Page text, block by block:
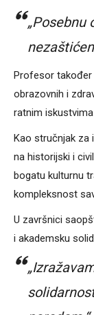
„Posebnu
Profesor također
obrazovnih i
ratnim
Kao stručnjak za
na historijski i
bogatu kulturnu
kompleksnost
U završnici
i akademsku